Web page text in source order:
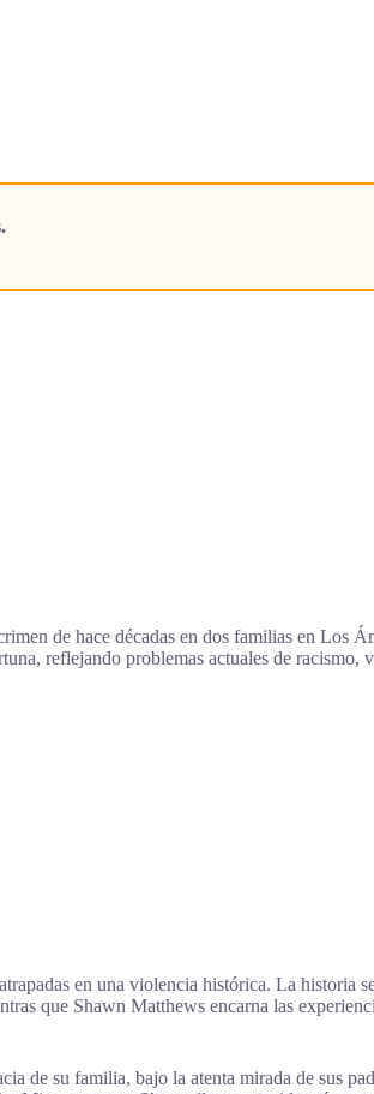
de hace décadas en dos familias en Los
reflejando problemas actuales de racismo,
en una violencia histórica. La historia
que Shawn Matthews encarna las
de su familia, bajo la atenta mirada de sus